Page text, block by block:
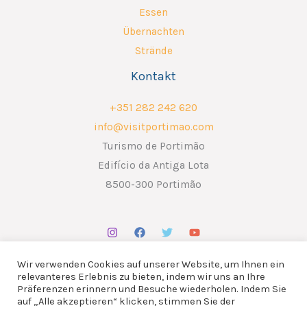
Essen
Übernachten
Strände
Kontakt
+351 282 242 620
info@visitportimao.com
Turismo de Portimão
Edifício da Antiga Lota
8500-300 Portimão
Wir verwenden Cookies auf unserer Website, um Ihnen ein
relevanteres Erlebnis zu bieten, indem wir uns an Ihre
Präferenzen erinnern und Besuche wiederholen. Indem Sie
auf „Alle akzeptieren“ klicken, stimmen Sie der